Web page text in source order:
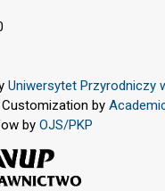
Uniwersytet Przyrodniczy
by
by OJS/PKP